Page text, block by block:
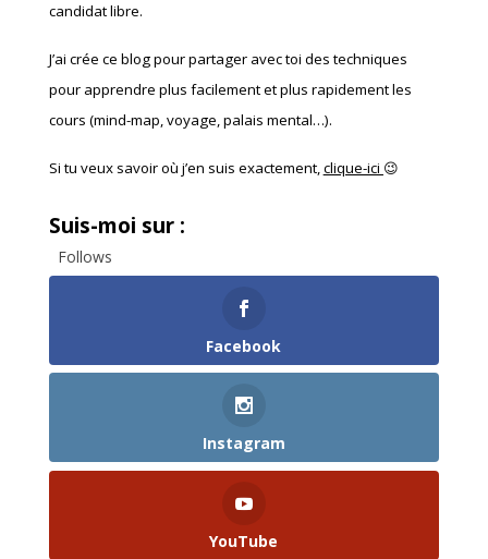
candidat libre.
J’ai crée ce blog pour partager avec toi des techniques
pour apprendre plus facilement et plus rapidement les
cours (mind-map, voyage, palais mental…).
Si tu veux savoir où j’en suis exactement,clique-ici 😉
Suis-moi sur :
Follows
Facebook
Instagram
YouTube